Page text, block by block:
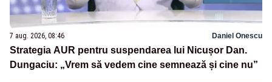
7 aug. 2026, 08:46 Daniel Onescu
Strategia AUR pentru suspendarea lui Nicușor Dan.
Dungaciu: „Vrem să vedem cine semnează și cine nu”